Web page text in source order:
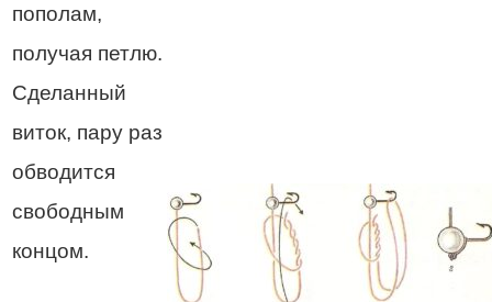
пополам,
получая петлю.
Сделанный
виток, пару раз
обводится
свободным
концом.